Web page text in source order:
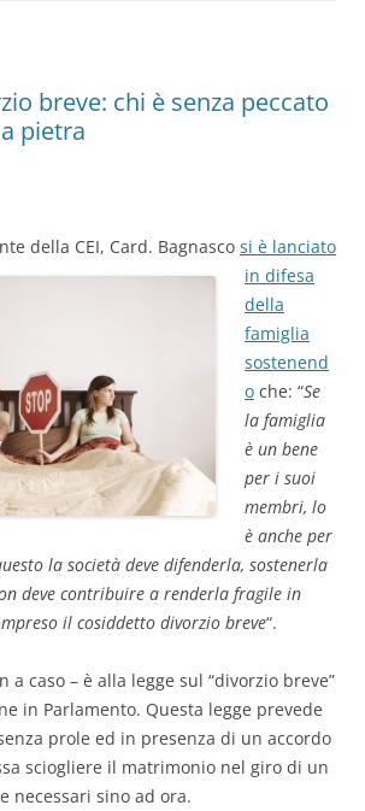
breve: chi è senza peccato
pietra
della CEI, Card. Bagnasco si è lanciato
in difesa
della
famiglia
sostenend
o che: “Se
la famiglia
è un bene
per i suoi
membri, lo
è anche per
la società deve difenderla, sostenerla
deve contribuire a renderla fragile in
il cosiddetto divorzio breve“.
a caso – è alla legge sul “divorzio breve”
in Parlamento. Questa legge prevede
prole ed in presenza di un accordo
sciogliere il matrimonio nel giro di un
necessari sino ad ora.